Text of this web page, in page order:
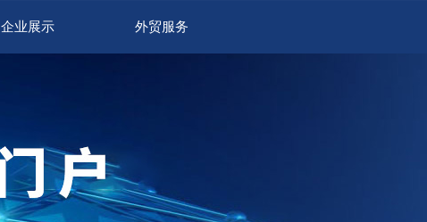
企业展示 外贸服务